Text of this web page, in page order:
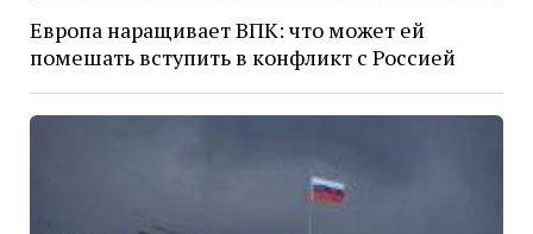
Европа наращивает ВПК: что может ей
помешать вступить в конфликт с Россией